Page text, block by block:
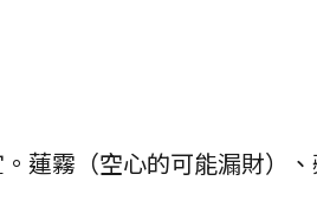
蓮霧（空心的可能漏財）